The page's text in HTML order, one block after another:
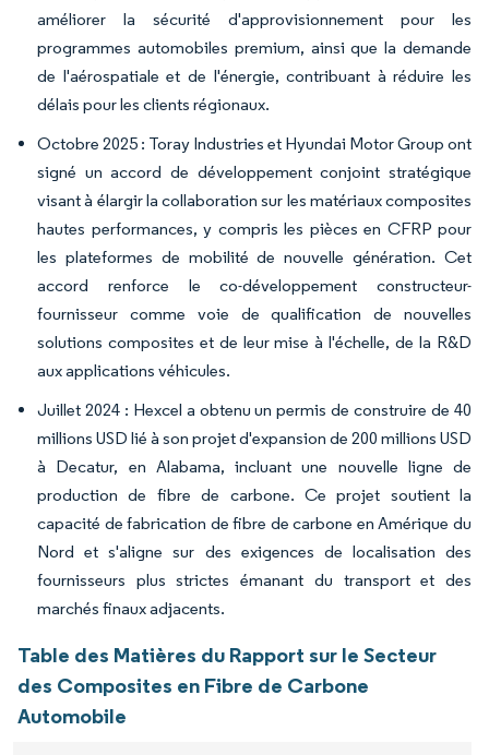
améliorer la sécurité d'approvisionnement pour les
programmes automobiles premium, ainsi que la demande
de l'aérospatiale et de l'énergie, contribuant à réduire les
délais pour les clients régionaux.
Octobre 2025 : Toray Industries et Hyundai Motor Group ont
signé un accord de développement conjoint stratégique
visant à élargir la collaboration sur les matériaux composites
hautes performances, y compris les pièces en CFRP pour
les plateformes de mobilité de nouvelle génération. Cet
accord renforce le co-développement constructeur-
fournisseur comme voie de qualification de nouvelles
solutions composites et de leur mise à l'échelle, de la R&D
aux applications véhicules.
Juillet 2024 : Hexcel a obtenu un permis de construire de 40
millions USD lié à son projet d'expansion de 200 millions USD
à Decatur, en Alabama, incluant une nouvelle ligne de
production de fibre de carbone. Ce projet soutient la
capacité de fabrication de fibre de carbone en Amérique du
Nord et s'aligne sur des exigences de localisation des
fournisseurs plus strictes émanant du transport et des
marchés finaux adjacents.
Table des Matières du Rapport sur le Secteur
des Composites en Fibre de Carbone
Automobile